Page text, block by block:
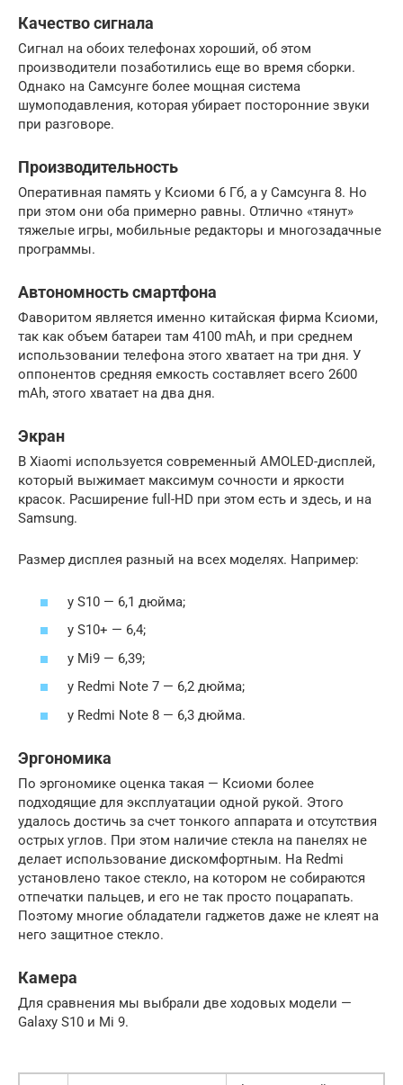
Качество сигнала
Сигнал на обоих телефонах хороший, об этом
производители позаботились еще во время сборки.
Однако на Самсунге более мощная система
шумоподавления, которая убирает посторонние звуки
при разговоре.
Производительность
Оперативная память у Ксиоми 6 Гб, а у Самсунга 8. Но
при этом они оба примерно равны. Отлично «тянут»
тяжелые игры, мобильные редакторы и многозадачные
программы.
Автономность смартфона
Фаворитом является именно китайская фирма Ксиоми,
так как объем батареи там 4100 mAh, и при среднем
использовании телефона этого хватает на три дня. У
оппонентов средняя емкость составляет всего 2600
mAh, этого хватает на два дня.
Экран
В Xiaomi используется современный AMOLED-дисплей,
который выжимает максимум сочности и яркости
красок. Расширение full-HD при этом есть и здесь, и на
Samsung.
Размер дисплея разный на всех моделях. Например:
у S10 — 6,1 дюйма;
у S10+ — 6,4;
у Mi9 — 6,39;
у Redmi Note 7 — 6,2 дюйма;
у Redmi Note 8 — 6,3 дюйма.
Эргономика
По эргономике оценка такая — Ксиоми более
подходящие для эксплуатации одной рукой. Этого
удалось достичь за счет тонкого аппарата и отсутствия
острых углов. При этом наличие стекла на панелях не
делает использование дискомфортным. На Redmi
установлено такое стекло, на котором не собираются
отпечатки пальцев, и его не так просто поцарапать.
Поэтому многие обладатели гаджетов даже не клеят на
него защитное стекло.
Камера
Для сравнения мы выбрали две ходовых модели —
Galaxy S10 и Mi 9.